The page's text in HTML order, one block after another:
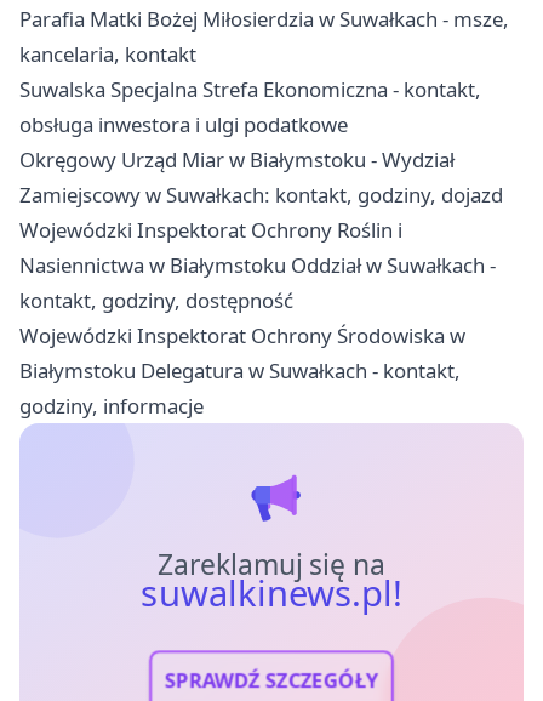
Parafia Matki Bożej Miłosierdzia w Suwałkach - msze,
kancelaria, kontakt
Suwalska Specjalna Strefa Ekonomiczna - kontakt,
obsługa inwestora i ulgi podatkowe
Okręgowy Urząd Miar w Białymstoku - Wydział
Zamiejscowy w Suwałkach: kontakt, godziny, dojazd
Wojewódzki Inspektorat Ochrony Roślin i
Nasiennictwa w Białymstoku Oddział w Suwałkach -
kontakt, godziny, dostępność
Wojewódzki Inspektorat Ochrony Środowiska w
Białymstoku Delegatura w Suwałkach - kontakt,
godziny, informacje
Zareklamuj się na
suwalkinews.pl!
SPRAWDŹ SZCZEGÓŁY